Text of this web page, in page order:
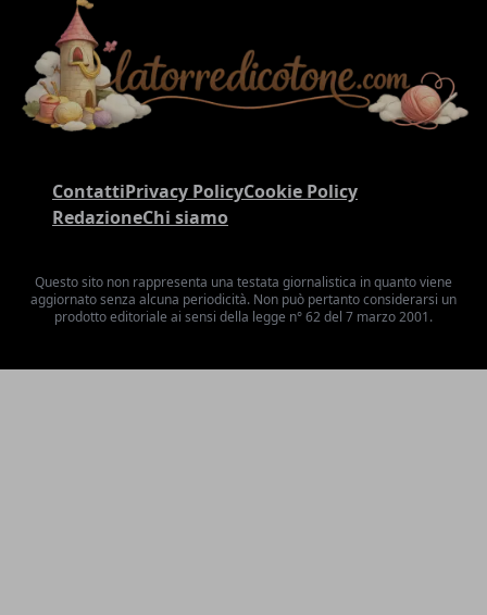
ContattiPrivacy PolicyCookie Policy
RedazioneChi siamo
Questo sito non rappresenta una testata giornalistica in quanto viene
aggiornato senza alcuna periodicità. Non può pertanto considerarsi un
prodotto editoriale ai sensi della legge n° 62 del 7 marzo 2001.